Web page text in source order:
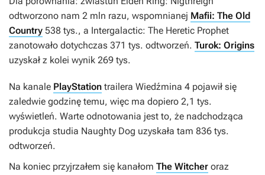
odtworzono nam 2 mln razu, wspomnianej Mafii: The Old
Country 538 tys., a Intergalactic: The Heretic Prophet
zanotowało dotychczas 371 tys. odtworzeń. Turok: Origins
uzyskał z kolei wynik 269 tys.
Na kanale PlayStation trailera Wiedźmina 4 pojawił się
zaledwie godzinę temu, więc ma dopiero 2,1 tys.
wyświetleń. Warte odnotowania jest to, że nadchodząca
produkcja studia Naughty Dog uzyskała tam 836 tys.
odtworzeń.
Na koniec przyjrzałem się kanałom The Witcher oraz